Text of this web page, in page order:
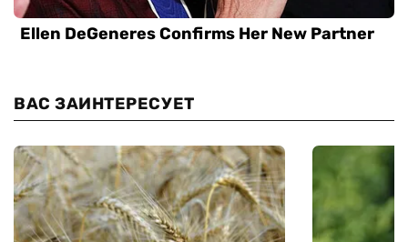
ВАС ЗАИНТЕРЕСУЕТ